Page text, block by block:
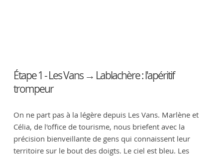
Étape 1 - Les Vans → Lablachère : l'apéritif
trompeur
On ne part pas à la légère depuis Les Vans. Marlène et
Célia, de l'office de tourisme, nous briefent avec la
précision bienveillante de gens qui connaissent leur
territoire sur le bout des doigts. Le ciel est bleu. Les